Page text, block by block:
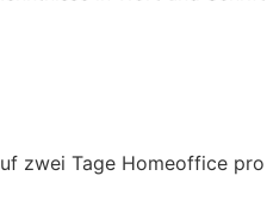
zwei Tage Homeoffice